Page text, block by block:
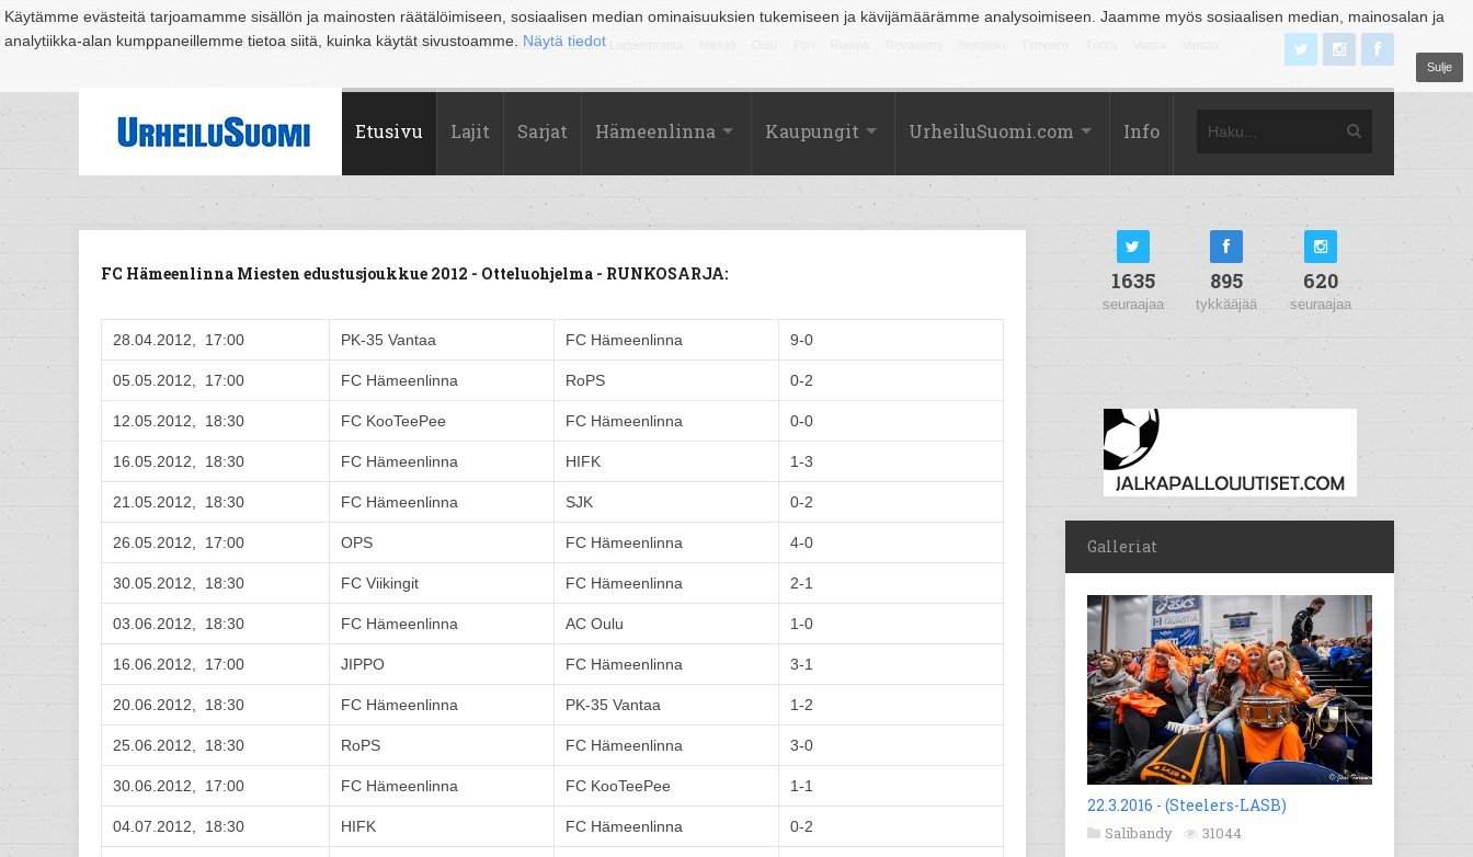
Käytämme evästeitä tarjoamamme sisällön ja mainosten räätälöimiseen, sosiaalisen median ominaisuuksien tukemiseen ja kävijämäärämme analysoimiseen. Jaamme myös sosiaalisen median, mainosalan ja
analytiikka-alan kumppaneillemme tietoa siitä, kuinka käytät sivustoamme. Näytä tiedot
Sulje
Suomi Espoo Helsinki Hämeenlinna Joensuu Jyväskylä Kouvola Kuopio Lahti
Etusivu Lajit Sarjat Hämeenlinna Kaupungit UrheiluSuomi.com Info
FC Hämeenlinna Miesten edustusjoukkue 2012 - Otteluohjelma - RUNKOSARJA:
28.04.2012, 17:00 PK-35 Vantaa FC Hämeenlinna 9-0
05.05.2012, 17:00 FC Hämeenlinna RoPS 0-2
12.05.2012, 18:30 FC KooTeePee FC Hämeenlinna 0-0
16.05.2012, 18:30 FC Hämeenlinna HIFK 1-3
21.05.2012, 18:30 FC Hämeenlinna SJK 0-2
26.05.2012, 17:00 OPS FC Hämeenlinna 4-0
30.05.2012, 18:30 FC Viikingit FC Hämeenlinna 2-1
03.06.2012, 18:30 FC Hämeenlinna AC Oulu 1-0
16.06.2012, 17:00 JIPPO FC Hämeenlinna 3-1
20.06.2012, 18:30 FC Hämeenlinna PK-35 Vantaa 1-2
25.06.2012, 18:30 RoPS FC Hämeenlinna 3-0
30.06.2012, 17:00 FC Hämeenlinna FC KooTeePee 1-1
04.07.2012, 18:30 HIFK FC Hämeenlinna 0-2
1635
seuraajaa
895
tykkääjää
620
seuraajaa
Galleriat
22.3.2016 - (Steelers-LASB)
Salibandy 31044